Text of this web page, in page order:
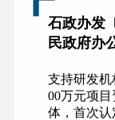
石政办发
民政府办
法》的通
支持研发机
00万元项
体，首次